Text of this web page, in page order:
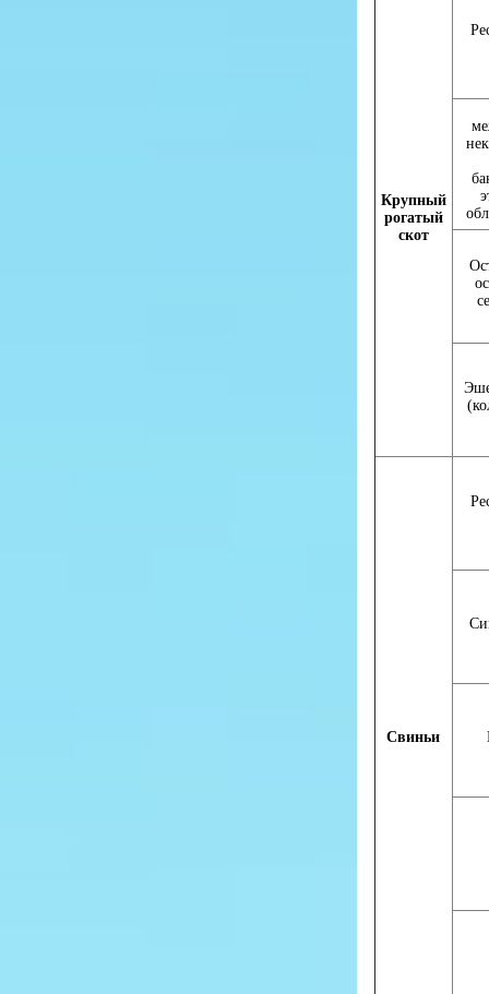
Крупный
рогатый
скот
Свиньи